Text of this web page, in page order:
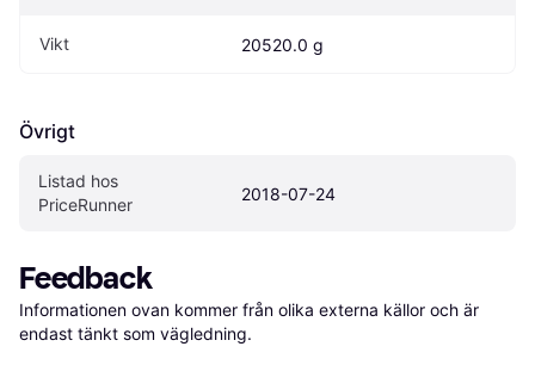
Vikt 20520.0 g
Övrigt
Listad hos
PriceRunner
2018-07-24
Feedback
Informationen ovan kommer från olika externa källor och är
endast tänkt som vägledning.